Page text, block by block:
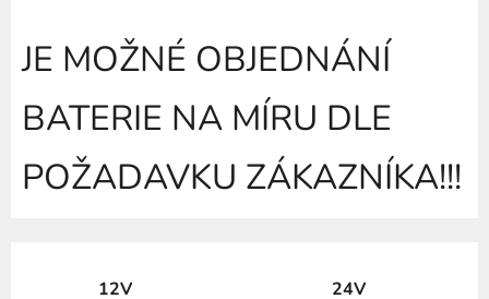
JE MOŽNÉ OBJEDNÁNÍ
BATERIE NA MÍRU DLE
POŽADAVKU ZÁKAZNÍKA!!!
12V 24V